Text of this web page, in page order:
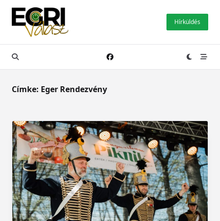
Skip
content
Hírküldés
Címke: Eger Rendezvény